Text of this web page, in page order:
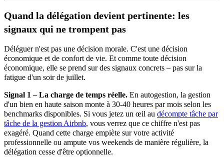
Quand la délégation devient pertinente: les
signaux qui ne trompent pas
Déléguer n'est pas une décision morale. C'est une décision
économique et de confort de vie. Et comme toute décision
économique, elle se prend sur des signaux concrets – pas sur la
fatigue d'un soir de juillet.
Signal 1 – La charge de temps réelle. En autogestion, la gestion
d'un bien en haute saison monte à 30-40 heures par mois selon les
benchmarks disponibles. Si vous jetez un œil au décompte tâche par
tâche de la gestion Airbnb, vous verrez que ce chiffre n'est pas
exagéré. Quand cette charge empiète sur votre activité
professionnelle ou ampute vos weekends de manière régulière, la
délégation cesse d'être optionnelle.